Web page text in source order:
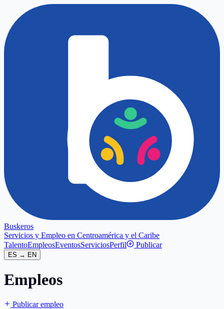
Buskeros
Servicios y Empleo en Centroamérica y el Caribe
TalentoEmpleosEventosServiciosPerfil Publicar
ES → EN
Empleos
Publicar empleo